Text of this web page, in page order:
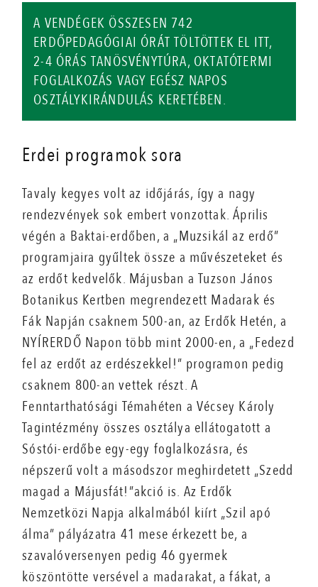
A VENDÉGEK ÖSSZESEN 742
ERDŐPEDAGÓGIAI ÓRÁT TÖLTÖTTEK EL ITT,
2-4 ÓRÁS TANÖSVÉNYTÚRA, OKTATÓTERMI
FOGLALKOZÁS VAGY EGÉSZ NAPOS
OSZTÁLYKIRÁNDULÁS KERETÉBEN.
Erdei programok sora
Tavaly kegyes volt az időjárás, így a nagy
rendezvények sok embert vonzottak. Április
végén a Baktai-erdőben, a „Muzsikál az erdő”
programjaira gyűltek össze a művészeteket és
az erdőt kedvelők. Májusban a Tuzson János
Botanikus Kertben megrendezett Madarak és
Fák Napján csaknem 500-an, az Erdők Hetén, a
NYÍRERDŐ Napon több mint 2000-en, a „Fedezd
fel az erdőt az erdészekkel!” programon pedig
csaknem 800-an vettek részt. A
Fenntarthatósági Témahéten a Vécsey Károly
Tagintézmény összes osztálya ellátogatott a
Sóstói-erdőbe egy-egy foglalkozásra, és
népszerű volt a másodszor meghirdetett „Szedd
magad a Májusfát!”akció is. Az Erdők
Nemzetközi Napja alkalmából kiírt „Szil apó
álma” pályázatra 41 mese érkezett be, a
szavalóversenyen pedig 46 gyermek
köszöntötte versével a madarakat, a fákat, a